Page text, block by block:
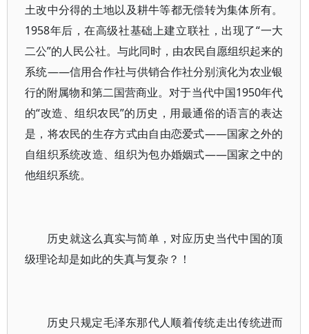
土改中分得的土地以及耕牛等都无偿转为集体所有。
1958年后，在高级社基础上建立联社，出现了“一大
二公”的人民公社。与此同时，由农民自愿组织起来的
系统——信用合作社与供销合作社分别演化为农业银
行的附属物和第二国营商业。对于当代中国1950年代
的“改造、组织农民”的历史，用最通俗的语言的表达
是，将农民的生存方式由自由恋爱式——国家之外的
自组织系统改造、组织为包办婚姻式——国家之中的
他组织系统。
历史就这么真实与简单，对应历史当代中国的顶
级理论却是如此的失真与复杂？！
历史只规定毛泽东那代人顺着传统走出传统进而